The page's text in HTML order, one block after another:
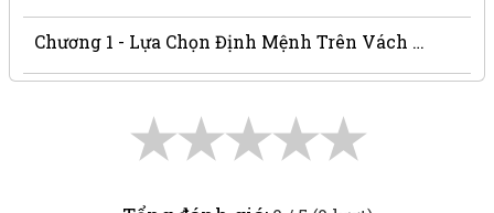
Chương 1 - Lựa Chọn Định Mệnh Trên Vách Núi
★
★
★
★
★